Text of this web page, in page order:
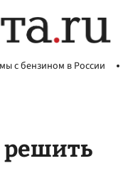
с бензином в России
решить